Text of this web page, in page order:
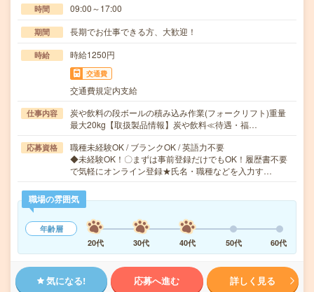
時間 09:00～17:00
期間 長期でお仕事できる方、大歓迎！
時給 時給1250円
交通費
交通費規定内支給
仕事内容
炭や飲料の段ボールの積み込み作業(フォークリフト)重量
最大20kg【取扱製品情報】炭や飲料≪待遇・福…
応募資格
職種未経験OK / ブランクOK / 英語力不要
◆未経験OK！〇まずは事前登録だけでもOK！履歴書不要
で気軽にオンライン登録★氏名・職種などを入力す…
職場の雰囲気
年齢層
20代
30代 40代 50代 60代
気になる! 応募へ進む 詳しく見る